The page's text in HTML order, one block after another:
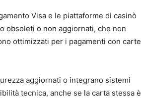
Visa e le piattaforme di casinò
obsoleti o non aggiornati, che non
ottimizzati per i pagamenti con carte
aggiornati o integrano sistemi
tecnica, anche se la carta stessa è